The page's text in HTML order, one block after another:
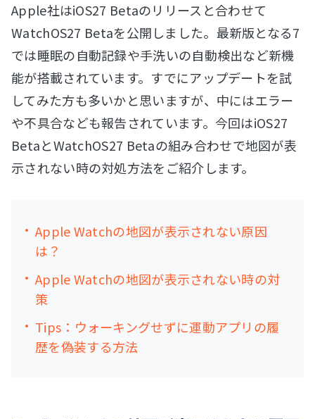
Apple社はiOS27 Betaのリリースと合わせて
WatchOS27 Betaを公開しました。最新版となる7
では睡眠の自動記録や手洗いの自動検出など新機
能が搭載されています。すでにアップデートを試
してみた方も多いかと思いますが、中にはエラー
や不具合なども報告されています。今回はiOS27
BetaとWatchOS27 Betaの組み合わせで地図が表
示されない時の対処方法をご紹介します。
Apple Watchの地図が表示されない原因
は？
Apple Watchの地図が表示されない時の対
策
Tips：ウォーキングせずに運動アプリの履
歴を偽装する方法